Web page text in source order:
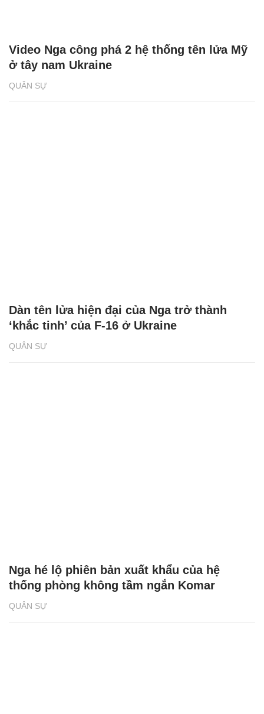
QUÂN SỰ
Video Nga công phá 2 hệ thống tên lửa Mỹ
ở tây nam Ukraine
QUÂN SỰ
Dàn tên lửa hiện đại của Nga trở thành
‘khắc tinh’ của F-16 ở Ukraine
QUÂN SỰ
Nga hé lộ phiên bản xuất khẩu của hệ
thống phòng không tầm ngắn Komar